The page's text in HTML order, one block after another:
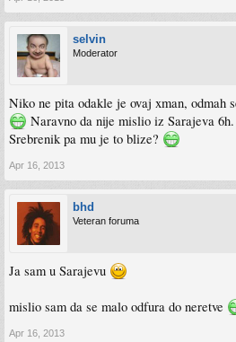
selvin
Moderator
Niko ne pita odakle je ovaj xman, odmah
Naravno da nije mislio iz Sarajeva
Srebrenik pa mu je to blize?
Apr 16, 2013
bhd
Veteran foruma
Ja sam u Sarajevu
mislio sam da se malo odfura do neretve
Apr 16, 2013